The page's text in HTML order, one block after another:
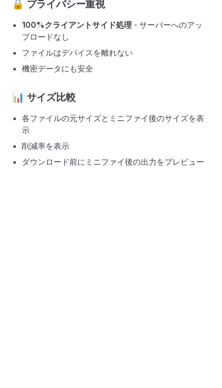
🔒 プライバシー重視
100%クライアントサイド処理 - サーバーへのアッ
プロードなし
ファイルはデバイスを離れない
機密データにも安全
📊 サイズ比較
各ファイルの元サイズとミニファイ後のサイズを表
示
削減率を表示
ダウンロード前にミニファイ後の出力をプレビュー